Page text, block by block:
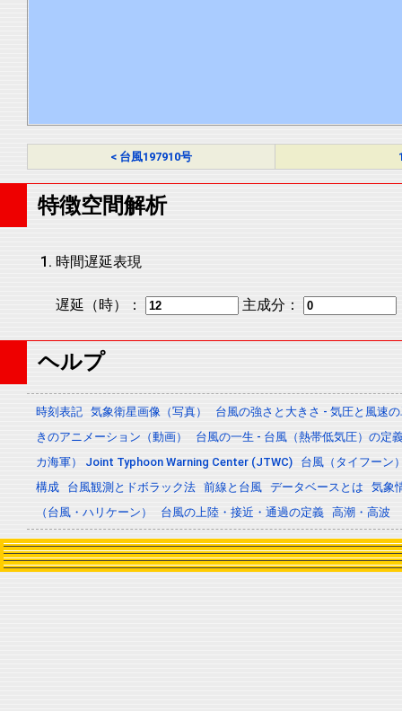
< 台風197910号
特徴空間解析
時間遅延表現
遅延（時）： 主成分：
ヘルプ
時刻表記 気象衛星画像（写真）
台風の強さと大きさ - 気圧と風速
きのアニメーション（動画）
台風の一生 - 台風（熱帯低気圧）の定
カ海軍） Joint Typhoon Warning Center (JTWC)
台風（タイフーン
構成
台風観測とドボラック法 前線と台風 データベースとは
気象
（台風・ハリケーン）
台風の上陸・接近・通過の定義 高潮・高波